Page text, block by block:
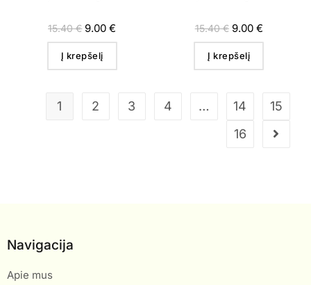
15.40€ 9.00€
Į krepšelį
15.40€ 9.00 €
Į krepšelį
1 2 3 4 … 14
15
16
Navigacija
Apie mus